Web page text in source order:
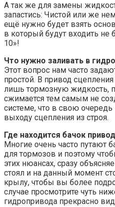
А так же для замены
запастись: Чистой или же
ещё нужно будет взять
в который будут входить не
10»!
Что нужно заливать в
Этот вопрос нам часто
простой. В привод
лишь тормозную жидкость,
сжимается тем самым не
системе, что в свою
выходу сцепления из строя.
Где находится бачок
Многие очень часто путают
для тормозов и поэтому
этих нюансах, сразу
стоял и на данный момент
крылу, чтобы вы более
случае просмотрите чуть
гидропривода прекрасно